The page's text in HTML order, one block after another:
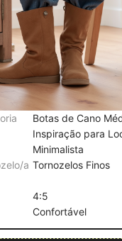
Botas de Cano
Inspiração para
Minimalista
a Tornozelos Finos
4:5
Confortável